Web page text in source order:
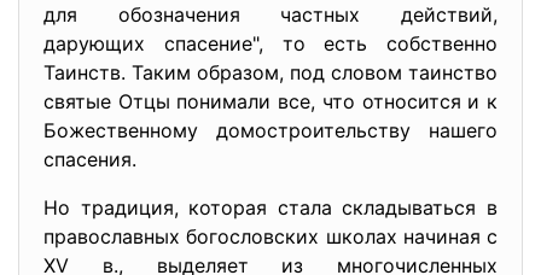
для обозначения частных действий,
дарующих спасение", то есть собственно
Таинств. Таким образом, под словом таинство
святые Отцы понимали все, что относится и к
Божественному домостроительству нашего
спасения.
Но традиция, которая стала складываться в
православных богословских школах начиная с
XV в., выделяет из многочисленных